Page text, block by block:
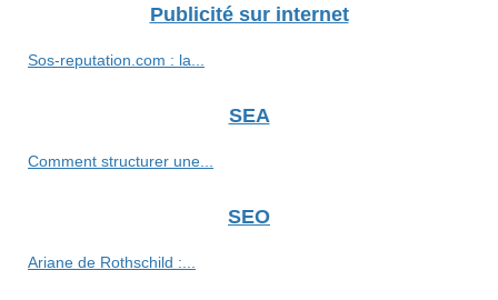
Publicité sur internet
Sos-reputation.com : la...
SEA
Comment structurer une...
SEO
Ariane de Rothschild :...